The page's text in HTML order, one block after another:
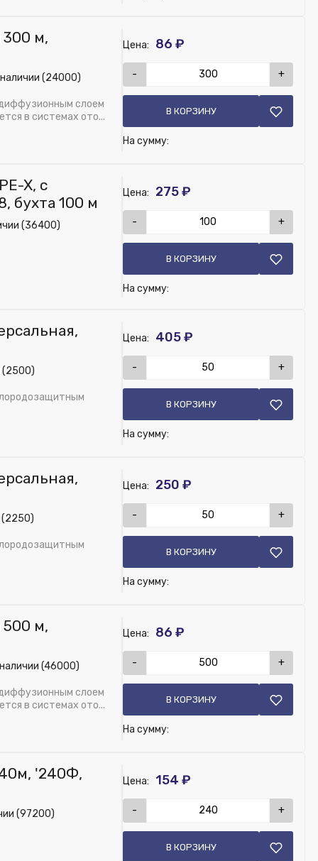
300 м,
наличии (24000)
слоем
в системах ото...
Цена: 86 ₽
- +
В КОРЗИНУ
На сумму:
X, с
бухта 100 м
(36400)
Цена: 275 ₽
- +
В КОРЗИНУ
На сумму:
(2500)
Цена: 405 ₽
- +
В КОРЗИНУ
На сумму:
(2250)
Цена: 250 ₽
- +
В КОРЗИНУ
На сумму:
500 м,
(46000)
слоем
в системах ото...
Цена: 86 ₽
- +
В КОРЗИНУ
На сумму:
'240Ф,
(97200)
Цена: 154 ₽
- +
В КОРЗИНУ